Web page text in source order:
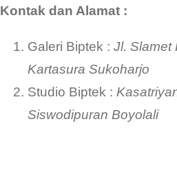
Kontak dan Alamat :
Galeri Biptek : Jl. Slamet
Kartasura Sukoharjo
Studio Biptek :
Siswodipuran Boyolali